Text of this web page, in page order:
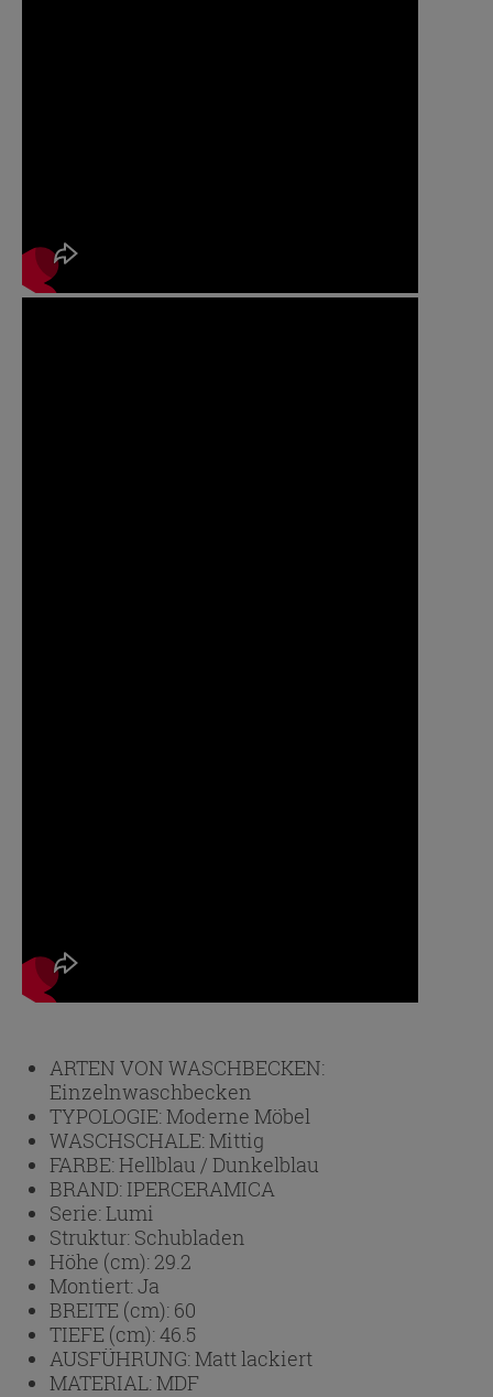
ARTEN VON WASCHBECKEN:
Einzelnwaschbecken
TYPOLOGIE:Moderne Möbel
WASCHSCHALE:Mittig
FARBE:Hellblau / Dunkelblau
BRAND: IPERCERAMICA
Serie:Lumi
Struktur: Schubladen
Höhe (cm): 29.2
Montiert:Ja
BREITE (cm): 60
TIEFE (cm):46.5
AUSFÜHRUNG:Matt lackiert
MATERIAL:MDF